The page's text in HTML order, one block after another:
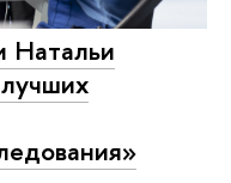
Натальи